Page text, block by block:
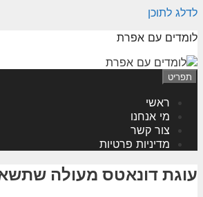
לדלג לתוכן
לומדים עם אפרת
תפריט
ראשי
מי אנחנו
צור קשר
מדיניות פרטיות
עוגת דונאטס מעולה